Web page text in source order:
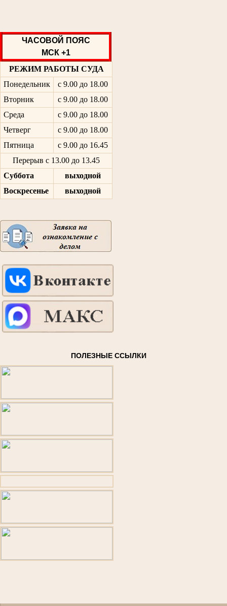
ЧАСОВОЙ ПОЯС
МСК +1
РЕЖИМ РАБОТЫ СУДА
Понедельник
с 9.00 до 18.00
Вторник
с 9.00 до 18.00
Среда
с 9.00 до 18.00
Четверг
с 9.00 до 18.00
Пятница
с 9.00 до 16.45
Перерыв с 13.00 до 13.45
Суббота
выходной
Воскресенье
выходной
ПОЛЕЗНЫЕ ССЫЛКИ